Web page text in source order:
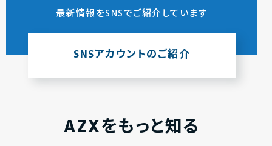
最新情報をSNSでご紹介しています
SNSアカウントのご紹介
AZXをもっと知る